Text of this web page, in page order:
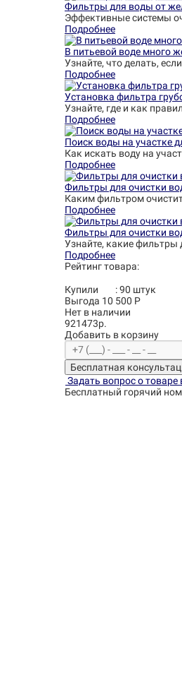
Фильтры для воды от
Эффективные системы
Подробнее
В питьевой воде много
Узнайте, что делать,
Подробнее
Установка фильтра
Узнайте, где и как
Подробнее
Поиск воды на участке
Как искать воду на
Подробнее
Фильтры для очистки
Каким фильтром
Подробнее
Фильтры для очистки
Узнайте, какие фильтры
Подробнее
Рейтинг товара:
Купили :90 штук
Выгода 10 500 Р
Нет в наличии
921473р.
Добавить в корзину
Бесплатная
Задать вопрос о товаре
Бесплатный горячий